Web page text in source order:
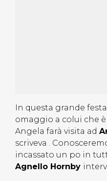
In questa grande
omaggio a colui che
Angela farà visita ad
scriveva .
incassato un po in
Agnello Hornby